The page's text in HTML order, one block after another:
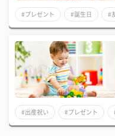
#プレゼント #誕生日 #
#出産祝い #プレゼント